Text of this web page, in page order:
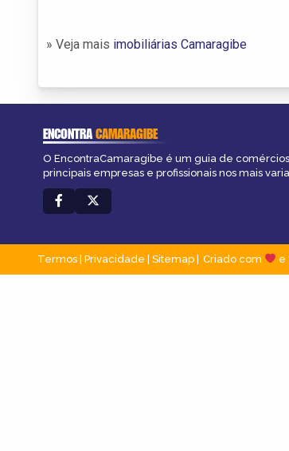
» Veja mais imobiliárias Camaragibe
ENCONTRACAMARAGIBE
O EncontraCamaragibe é um guia de
principais empresas e profissionais nos mais
Termos Privacidade Sitemap Criado com e